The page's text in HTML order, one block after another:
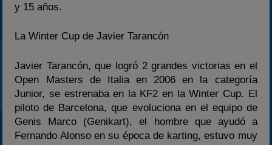
y 15 años.
La Winter Cup de Javier Tarancón
Javier Tarancón, que logró 2 grandes victorias en el
Open Masters de Italia en 2006 en la categoría
Junior, se estrenaba en la KF2 en la Winter Cup. El
piloto de Barcelona, que evoluciona en el equipo de
Genis Marco (Genikart), el hombre que ayudó a
Fernando Alonso en su época de karting, estuvo muy